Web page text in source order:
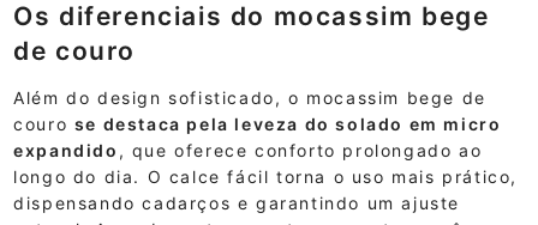
Os diferenciais do mocassim bege
de couro
Além do design sofisticado, o mocassim bege de
couro se destaca pela leveza do solado em micro
expandido , que oferece conforto prolongado ao
longo do dia. O calce fácil torna o uso mais prático,
dispensando cadarços e garantindo um ajuste